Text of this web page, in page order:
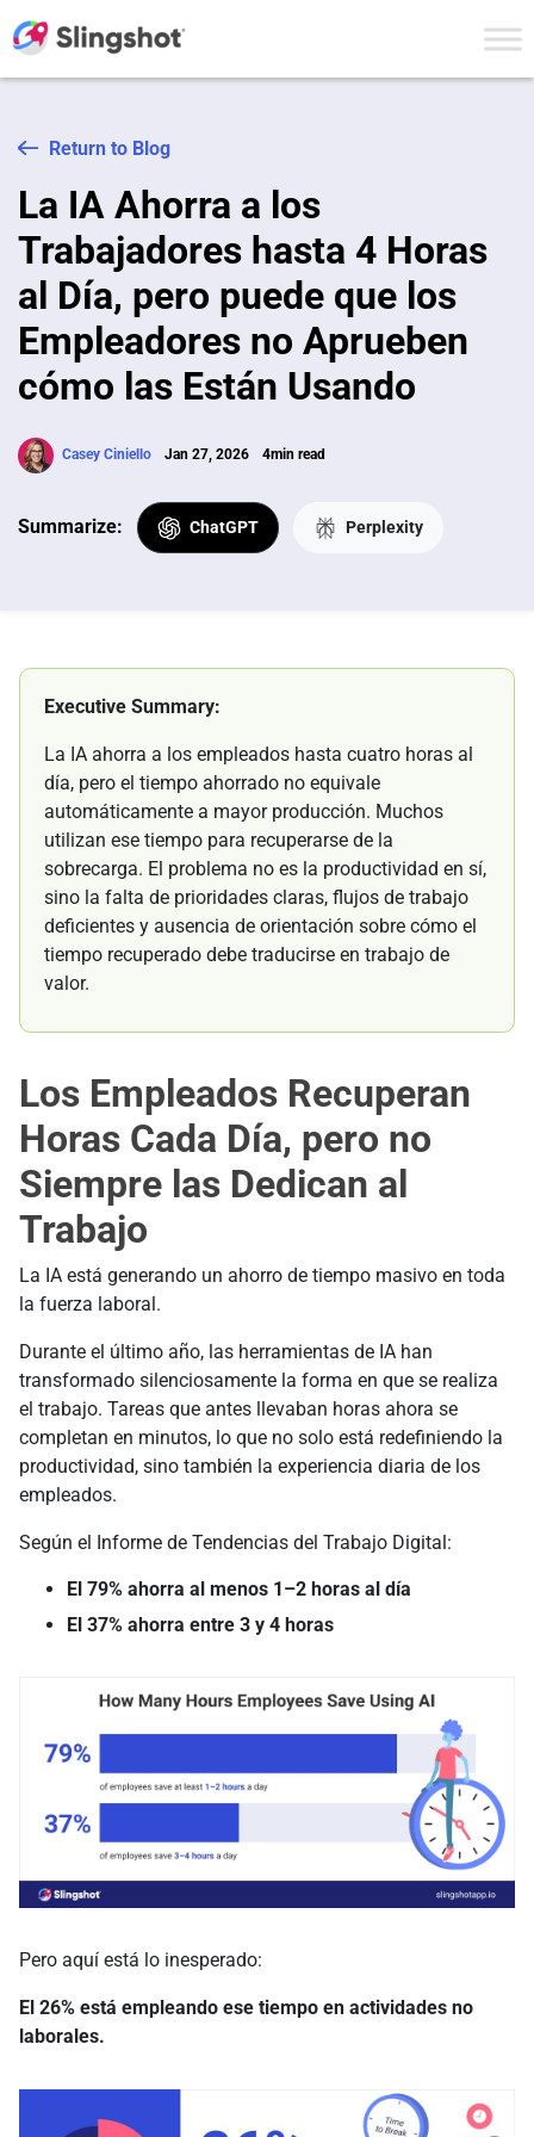
Return to Blog
La IA Ahorra a los
Trabajadores hasta 4 Horas
al Día, pero puede que los
Empleadores no Aprueben
cómo las Están Usando
Casey Ciniello Jan 27, 2026 4min read
Summarize: ChatGPT Perplexity
Executive Summary:
La IA ahorra a los empleados hasta cuatro horas al
día, pero el tiempo ahorrado no equivale
automáticamente a mayor producción. Muchos
utilizan ese tiempo para recuperarse de la
sobrecarga. El problema no es la productividad en sí,
sino la falta de prioridades claras, flujos de trabajo
deficientes y ausencia de orientación sobre cómo el
tiempo recuperado debe traducirse en trabajo de
valor.
Los Empleados Recuperan
Horas Cada Día, pero no
Siempre las Dedican al
Trabajo
La IA está generando un ahorro de tiempo masivo en toda
la fuerza laboral.
Durante el último año, las herramientas de IA han
transformado silenciosamente la forma en que se realiza
el trabajo. Tareas que antes llevaban horas ahora se
completan en minutos, lo que no solo está redefiniendo la
productividad, sino también la experiencia diaria de los
empleados.
Según el Informe de Tendencias del Trabajo Digital:
El 79% ahorra al menos 1–2 horas al día
El 37% ahorra entre 3 y 4 horas
Pero aquí está lo inesperado:
El 26% está empleando ese tiempo en actividades no
laborales.